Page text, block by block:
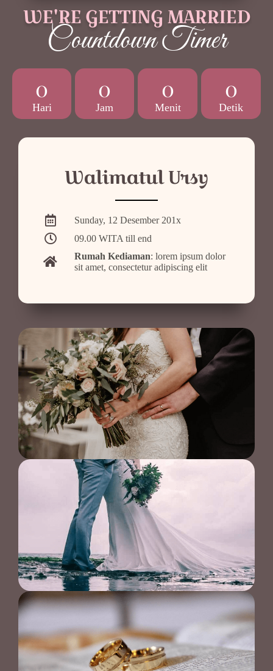
WE'RE GETTING MARRIED
Countdown Timer
0
Hari
0
Jam
0
Menit
0
Detik
Walimatul Ursy
Sunday, 12 Desember 201x
09.00 WITA till end
Rumah Kediaman: lorem ipsum dolor
sit amet, consectetur adipiscing elit